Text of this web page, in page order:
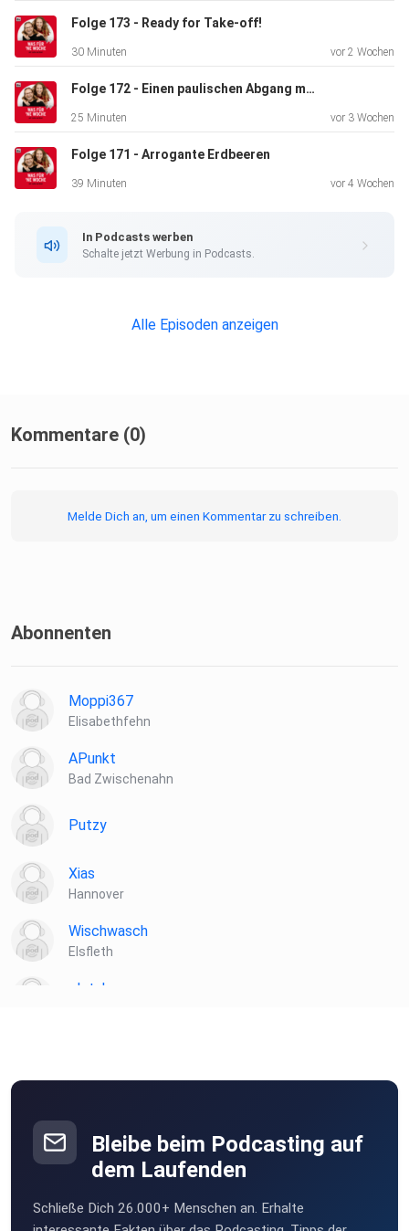
Folge 173 - Ready for Take-off!
30 Minuten vor 2 Wochen
Folge 172 - Einen paulischen Abgang machen!
25 Minuten vor 3 Wochen
Folge 171 - Arrogante Erdbeeren
39 Minuten vor 4 Wochen
In Podcasts werben
Schalte jetzt Werbung in Podcasts.
Alle Episoden anzeigen
Kommentare (0)
Melde Dich an, um einen Kommentar zu schreiben.
Abonnenten
Moppi367
Elisabethfehn
APunkt
Bad Zwischenahn
Putzy
Xias
Hannover
Wischwasch
Elsfleth
plotzks
Bleibe beim Podcasting auf
dem Laufenden
Schließe Dich 26.000+ Menschen an. Erhalte